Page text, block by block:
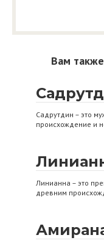
Вам
Садрутдин – это
происхождение и
Линианна – это
древним